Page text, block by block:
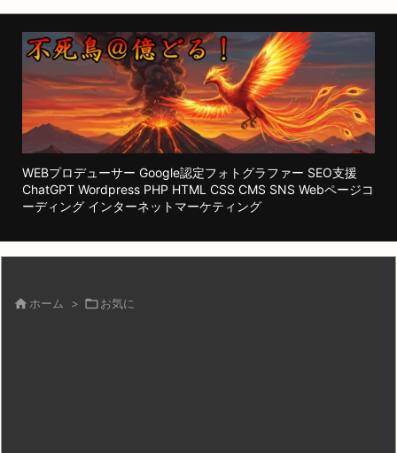
WEBプロデューサー Google認定フォトグラファー SEO支援
ChatGPT Wordpress PHP HTML CSS CMS SNS Webページコ
ーディング インターネットマーケティング
 ホーム > お気に